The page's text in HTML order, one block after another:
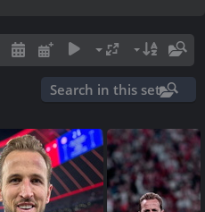
Search in this set